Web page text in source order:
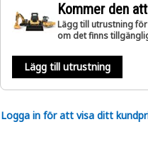
Kommer den
Lägg till utrustning
om det finns
Lägg till utrustning
Logga in för att visa ditt